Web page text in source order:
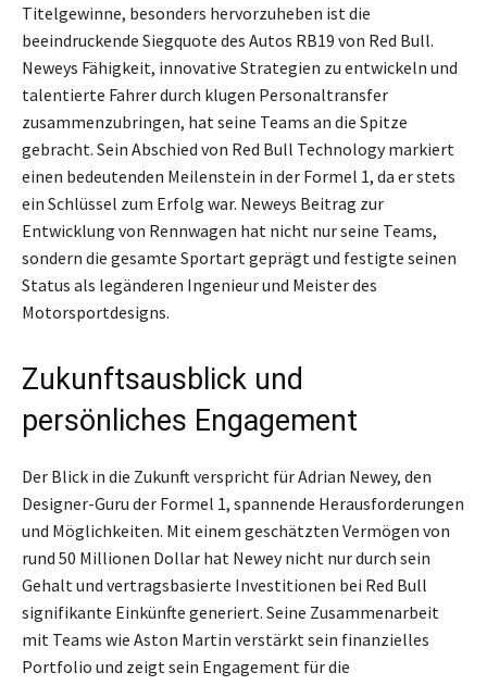
Titelgewinne, besonders hervorzuheben ist die
beeindruckende Siegquote des Autos RB19 von Red Bull.
Neweys Fähigkeit, innovative Strategien zu entwickeln und
talentierte Fahrer durch klugen Personaltransfer
zusammenzubringen, hat seine Teams an die Spitze
gebracht. Sein Abschied von Red Bull Technology markiert
einen bedeutenden Meilenstein in der Formel 1, da er stets
ein Schlüssel zum Erfolg war. Neweys Beitrag zur
Entwicklung von Rennwagen hat nicht nur seine Teams,
sondern die gesamte Sportart geprägt und festigte seinen
Status als legänderen Ingenieur und Meister des
Motorsportdesigns.
Zukunftsausblick und
persönliches Engagement
Der Blick in die Zukunft verspricht für Adrian Newey, den
Designer-Guru der Formel 1, spannende Herausforderungen
und Möglichkeiten. Mit einem geschätzten Vermögen von
rund 50 Millionen Dollar hat Newey nicht nur durch sein
Gehalt und vertragsbasierte Investitionen bei Red Bull
signifikante Einkünfte generiert. Seine Zusammenarbeit
mit Teams wie Aston Martin verstärkt sein finanzielles
Portfolio und zeigt sein Engagement für die